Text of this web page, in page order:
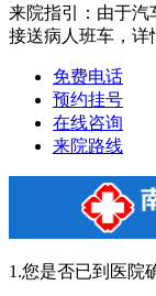
来院指引：由于汽
接送病人班车，详
免费电话
预约挂号
在线咨询
来院路线
1.您是否已到医院